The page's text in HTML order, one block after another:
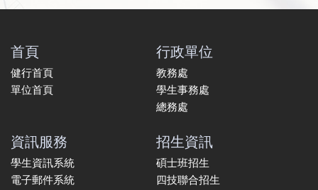
首頁
健行首頁
單位首頁
行政單位
教務處
學生事務處
總務處
資訊服務
學生資訊系統
電子郵件系統
招生資訊
碩士班招生
四技聯合招生